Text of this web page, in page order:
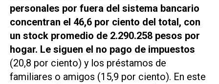
personales por fuera del sistema bancario
concentran el 46,6 por ciento del total, con
un stock promedio de 2.290.258 pesos por
hogar. Le siguen el no pago de impuestos
(20,8 por ciento) y los préstamos de
familiares o amigos (15,9 por ciento). En este